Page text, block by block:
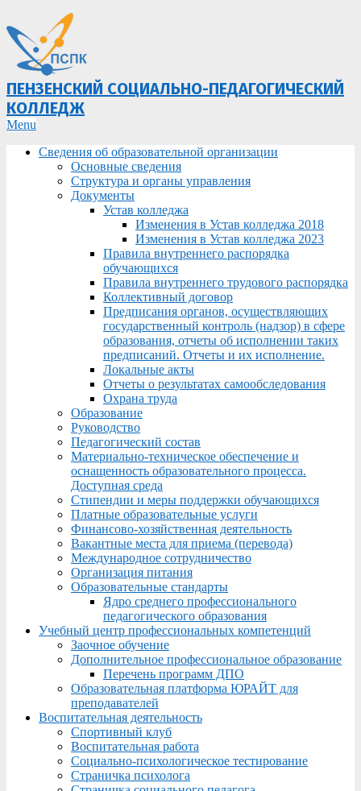
ПЕНЗЕНСКИЙ СОЦИАЛЬНО-ПЕДАГОГИЧЕСКИЙ
КОЛЛЕДЖ
Primary
Menu
Menu
Сведения об образовательной организации
Основные сведения
Структура и органы управления
Документы
Устав колледжа
Изменения в Устав колледжа 2018
Изменения в Устав колледжа 2023
Правила внутреннего распорядка
обучающихся
Правила внутреннего трудового распорядка
Коллективный договор
Предписания органов, осуществляющих
государственный контроль (надзор) в сфере
образования, отчеты об исполнении таких
предписаний. Отчеты и их исполнение.
Локальные акты
Отчеты о результатах самообследования
Охрана труда
Образование
Руководство
Педагогический состав
Материально-техническое обеспечение и
оснащенность образовательного процесса.
Доступная среда
Стипендии и меры поддержки обучающихся
Платные образовательные услуги
Финансово-хозяйственная деятельность
Вакантные места для приема (перевода)
Международное сотрудничество
Организация питания
Образовательные стандарты
Ядро среднего профессионального
педагогического образования
Учебный центр профессиональных компетенций
Заочное обучение
Дополнительное профессиональное образование
Перечень программ ДПО
Образовательная платформа ЮРАЙТ для
преподавателей
Воспитательная деятельность
Спортивный клуб
Воспитательная работа
Социально-психологическое тестирование
Страничка психолога